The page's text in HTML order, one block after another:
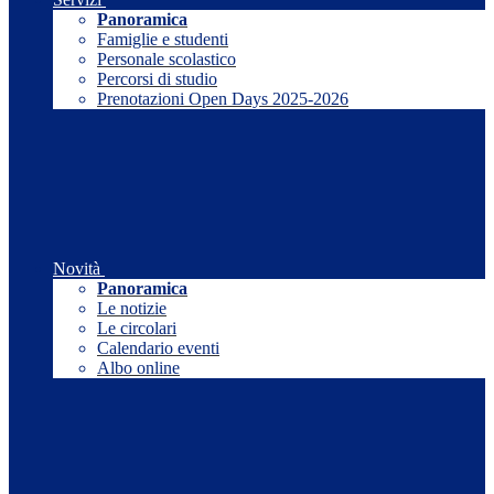
Panoramica
Famiglie e studenti
Personale scolastico
Percorsi di studio
Prenotazioni Open Days 2025-2026
Novità
Panoramica
Le notizie
Le circolari
Calendario eventi
Albo online